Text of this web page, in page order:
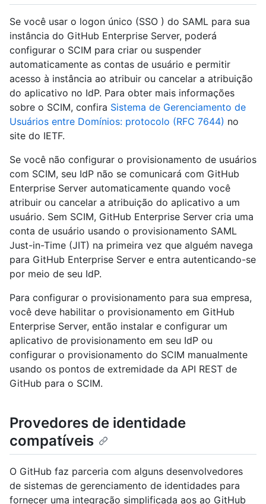
Se você usar o logon único (SSO ) do SAML para sua
instância do GitHub Enterprise Server, poderá
configurar o SCIM para criar ou suspender
automaticamente as contas de usuário e permitir
acesso à instância ao atribuir ou cancelar a atribuição
do aplicativo no IdP. Para obter mais informações
sobre o SCIM, confira Sistema de Gerenciamento de
Usuários entre Domínios: protocolo (RFC 7644) no
site do IETF.
Se você não configurar o provisionamento de usuários
com SCIM, seu IdP não se comunicará com GitHub
Enterprise Server automaticamente quando você
atribuir ou cancelar a atribuição do aplicativo a um
usuário. Sem SCIM, GitHub Enterprise Server cria uma
conta de usuário usando o provisionamento SAML
Just-in-Time (JIT) na primeira vez que alguém navega
para GitHub Enterprise Server e entra autenticando-se
por meio de seu IdP.
Para configurar o provisionamento para sua empresa,
você deve habilitar o provisionamento em GitHub
Enterprise Server, então instalar e configurar um
aplicativo de provisionamento em seu IdP ou
configurar o provisionamento do SCIM manualmente
usando os pontos de extremidade da API REST de
GitHub para o SCIM.
Provedores de identidade
compatíveis
O GitHub faz parceria com alguns desenvolvedores
de sistemas de gerenciamento de identidades para
fornecer uma integração simplificada aos ao GitHub